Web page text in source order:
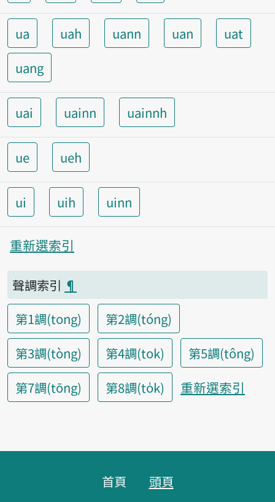
ua uah uann uan
uat
uang
uai uainn uainnh
ue ueh
ui uih uinn
重新選索引
聲調索引 ¶
第1調(tong)
第2調(tóng)
第3調(tòng)
第4調(tok)
第5調(tông)
第7調(tōng)
第8調(to̍k) 重新選索引
首頁 頭頁